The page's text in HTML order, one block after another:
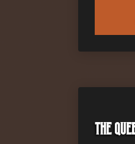
The